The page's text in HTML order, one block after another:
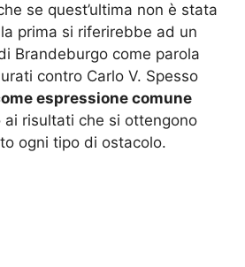
se quest’ultima non è stata
prima si riferirebbe ad un
Brandeburgo come parola
contro Carlo V. Spesso
espressione comune
risultati che si ottengono
ogni tipo di ostacolo.